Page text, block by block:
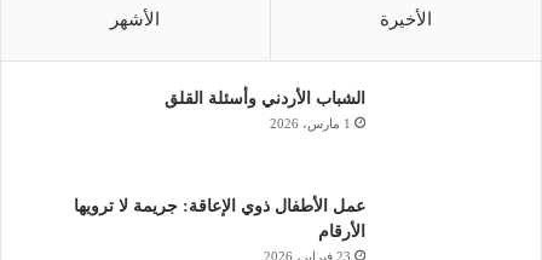
الأخيرة الأشهر
الشباب الأردني وأسئلة القلق
1 مارس، 2026
عمل الأطفال ذوي الإعاقة: جريمة لا ترويها
الأرقام
23 فبراير، 2026